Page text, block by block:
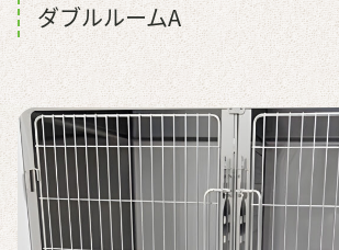
ダブルルームA